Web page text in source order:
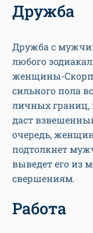
Дружба
Дружба с
любого
женщины-
сильного пола
личных границ,
даст
очередь,
подтолкнет
выведет его из
свершениям.
Работа